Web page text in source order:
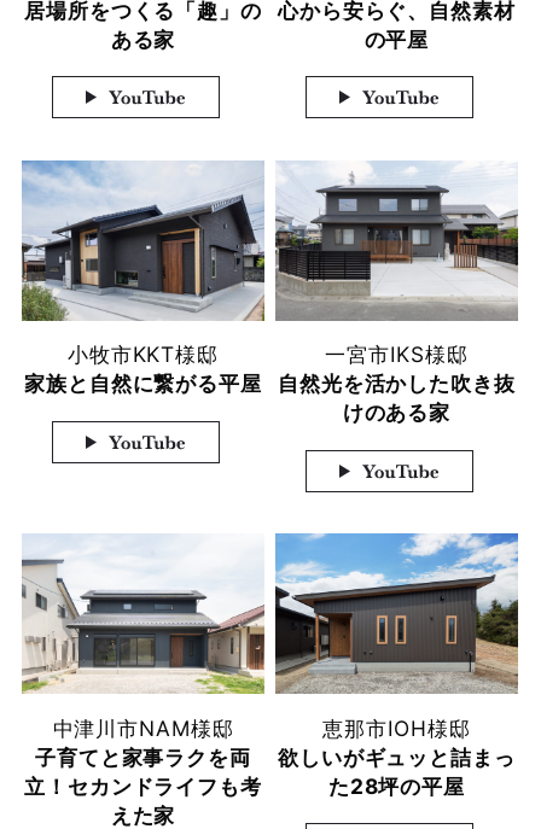
居場所をつくる「趣」の
ある家
心から安らぐ、自然素材
の平屋
小牧市KKT様邸
家族と自然に繋がる平屋
一宮市IKS様邸
自然光を活かした吹き抜
けのある家
中津川市NAM様邸
子育てと家事ラクを両
立！セカンドライフも考
えた家
恵那市IOH様邸
欲しいがギュッと詰まっ
た28坪の平屋